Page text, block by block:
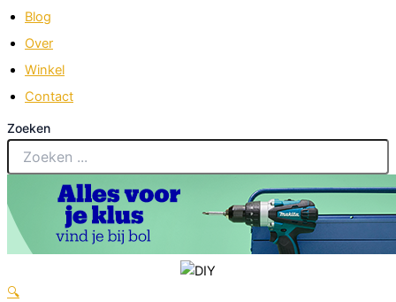
Blog
Over
Winkel
Contact
Zoeken
🔍